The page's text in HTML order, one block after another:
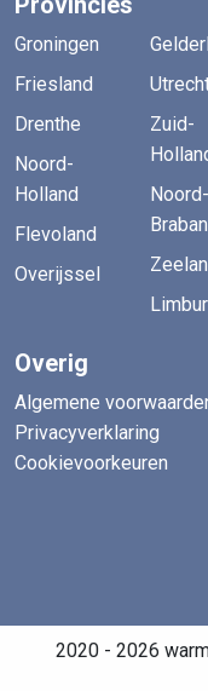
Groningen
Friesland
Drenthe
Noord-
Holland
Flevoland
Overijssel
Zuid-
Noord-
Overig
Algemene
Privacyverklaring
Cookievoorkeuren
2020 - 2026